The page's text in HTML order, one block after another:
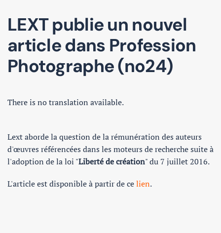
LEXT publie un nouvel
article dans Profession
Photographe (no24)
There is no translation available.
Lext aborde la question de la rémunération des auteurs
d'œuvres référencées dans les moteurs de recherche suite à
l'adoption de la loi "Liberté de création" du 7 juillet 2016.
L'article est disponible à partir de celien.